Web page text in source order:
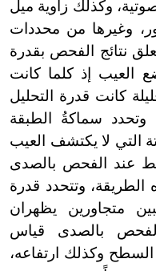
وكذلك زاوية ميل
وغيرها من محددات
نتائج الفحص بقدرة
العيب إذ كلما كانت
كانت قدرة التحليل
سماكةُ الطبقة
التي لا يكتشف العيب
عند الفحص بالصدى
وتتحدد قدرة
متجاورين يظهران
بالصدى قياس
السطح وكذلك ارتفاعه،